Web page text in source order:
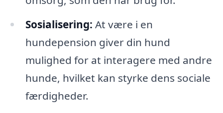
Sosialisering: At være i en
hundepension giver din hund
mulighed for at interagere med andre
hunde, hvilket kan styrke dens sociale
færdigheder.